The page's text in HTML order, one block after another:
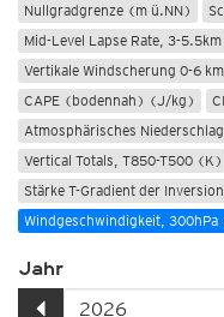
Nullgradgrenze (m ü.NN)
Mid-Level Lapse Rate, 3-
Vertikale Windscherung 0-6
CAPE (bodennah) (J/kg)
Atmosphärisches
Vertical Totals, T850-T500 (K)
Stärke T-Gradient der
Windgeschwindigkeit,
Jahr